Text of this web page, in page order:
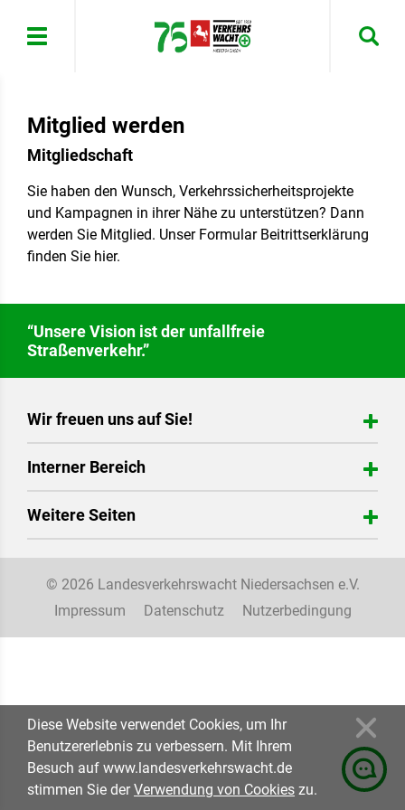
Mitglied werden
Mitgliedschaft
Sie haben den Wunsch, Verkehrssicherheitsprojekte
und Kampagnen in ihrer Nähe zu unterstützen? Dann
werden Sie Mitglied. Unser Formular Beitrittserklärung
finden Sie hier.
“Unsere Vision ist der unfallfreie
Straßenverkehr.”
Wir freuen uns auf Sie!
Hildesheimer Straße 20
30169 Hannover
Telefon: 0511 616-24565
patrick.ricke@region-hannover.de
Interner Bereich
Weitere Seiten
© 2026 Landesverkehrswacht Niedersachsen e.V.
Impressum
Datenschutz Nutzerbedingung
Diese Website verwendet Cookies, um Ihr
Benutzererlebnis zu verbessern. Mit Ihrem
Besuch auf www.landesverkehrswacht.de
stimmen Sie derVerwendung von Cookies zu.